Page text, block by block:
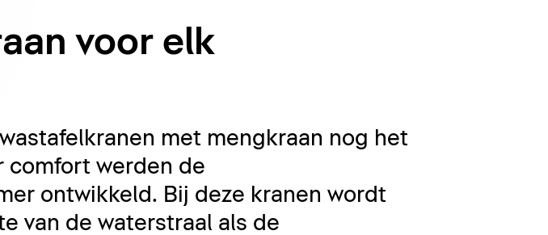
voor elk
met mengkraan nog het
comfort werden de
ontwikkeld. Bij deze kranen wordt
van de waterstraal als de